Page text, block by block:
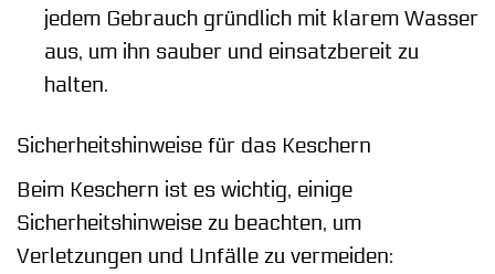
jedem Gebrauch gründlich mit klarem Wasser
aus, um ihn sauber und einsatzbereit zu
halten.
Sicherheitshinweise für das Keschern
Beim Keschern ist es wichtig, einige
Sicherheitshinweise zu beachten, um
Verletzungen und Unfälle zu vermeiden: